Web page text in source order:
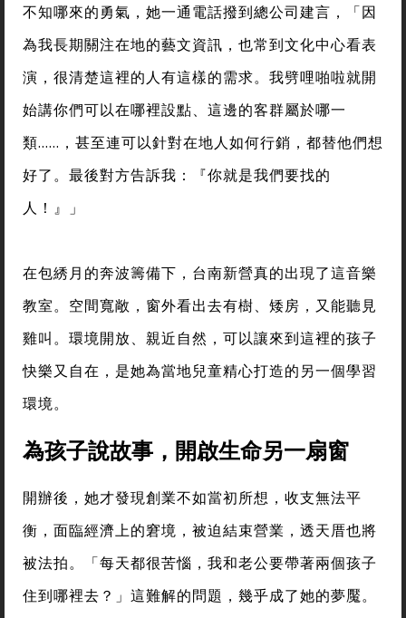
不知哪來的勇氣，她一通電話撥到總公司建言，「因
為我長期關注在地的藝文資訊，也常到文化中心看表
演，很清楚這裡的人有這樣的需求。我劈哩啪啦就開
始講你們可以在哪裡設點、這邊的客群屬於哪一
類……，甚至連可以針對在地人如何行銷，都替他們想
好了。最後對方告訴我：『你就是我們要找的
人！』」
在包綉月的奔波籌備下，台南新營真的出現了這音樂
教室。空間寬敞，窗外看出去有樹、矮房，又能聽見
雞叫。環境開放、親近自然，可以讓來到這裡的孩子
快樂又自在，是她為當地兒童精心打造的另一個學習
環境。
為孩子說故事，開啟生命另一扇窗
開辦後，她才發現創業不如當初所想，收支無法平
衡，面臨經濟上的窘境，被迫結束營業，透天厝也將
被法拍。「每天都很苦惱，我和老公要帶著兩個孩子
住到哪裡去？」這難解的問題，幾乎成了她的夢魘。